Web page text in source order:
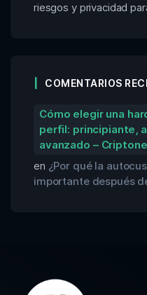
riesgos y privacidad
COMENTARIOS
Cómo elegir una
perfil: principiante,
avanzado –
en ¿Por qué la
importante después